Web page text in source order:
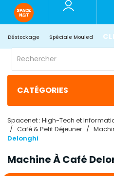
Déstockage Spéciale Mouled
CATÉGORIES
Spacenet : High-Tech et
Café & Petit Déjeuner
Delonghi
Machine À Café